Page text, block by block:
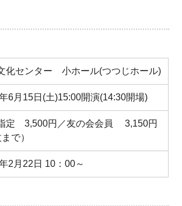
化センター 小ホール(つつじホール)
6月15日(土)15:00開演(14:30開場)
定 3,500円／友の会会員 3,150円
まで）
2月22日 10：00～